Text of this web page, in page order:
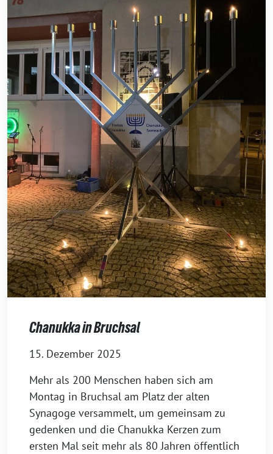
Chanukka in Bruchsal
15. Dezember 2025
Mehr als 200 Menschen haben sich am
Montag in Bruchsal am Platz der alten
Synagoge versammelt, um gemeinsam zu
gedenken und die Chanukka Kerzen zum
ersten Mal seit mehr als 80 Jahren öffentlich